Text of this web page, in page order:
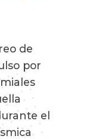
de
por
el